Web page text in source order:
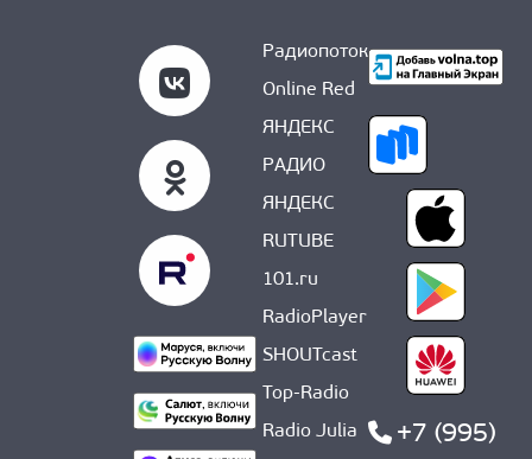
Радиопоток
Online Red
ЯНДЕКС
РАДИО
ЯНДЕКС
RUTUBE
101.ru
RadioPlayer
SHOUTcast
Top-Radio
Radio Julia
+7 (995)